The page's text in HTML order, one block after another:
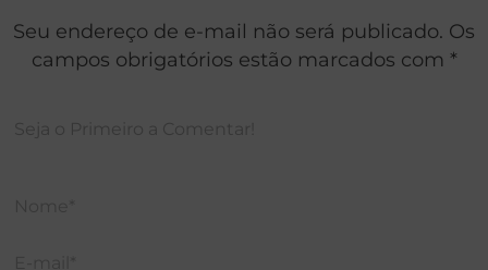
Seu endereço de e-mail não será publicado. Os
campos obrigatórios estão marcados com *